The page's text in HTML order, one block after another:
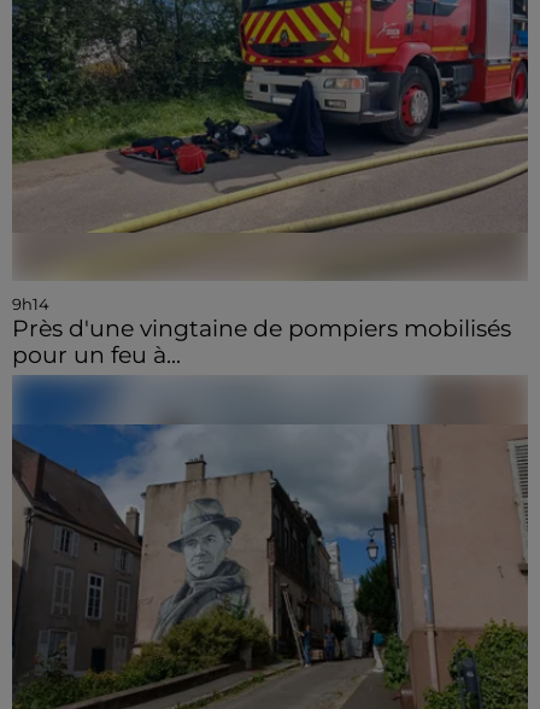
9h14
Près d'une vingtaine de pompiers mobilisés
pour un feu à...